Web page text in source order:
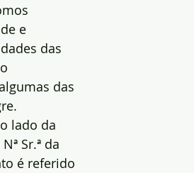
e
das
das
lado da
Sr.ª da
é referido